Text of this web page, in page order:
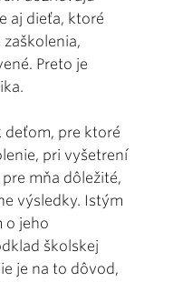
aj dieťa, ktoré
Preto je
deťom, pre ktoré
pri vyšetrení
mňa dôležité,
výsledky. Istým
o jeho
školskej
je na to dôvod,